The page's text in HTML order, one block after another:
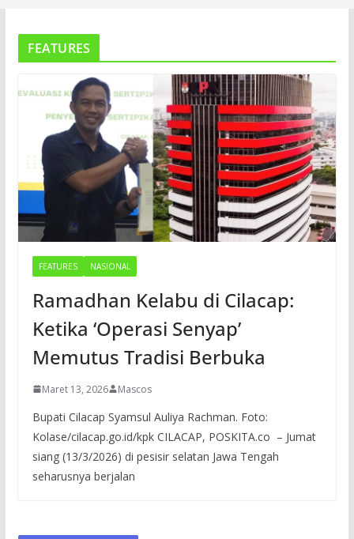
FEATURES
FEATURES NASIONAL
Ramadhan Kelabu di Cilacap:
Ketika ‘Operasi Senyap’
Memutus Tradisi Berbuka
Maret 13, 2026 Mascos
Bupati Cilacap Syamsul Auliya Rachman. Foto:
Kolase/cilacap.go.id/kpk CILACAP, POSKITA.co – Jumat
siang (13/3/2026) di pesisir selatan Jawa Tengah
seharusnya berjalan